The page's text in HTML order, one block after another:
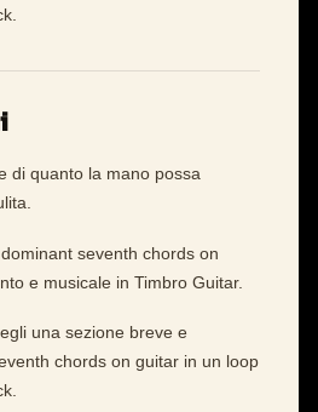
di quanto la mano possa
seventh chords on
e musicale in Timbro Guitar.
una sezione breve e
chords on guitar in un loop